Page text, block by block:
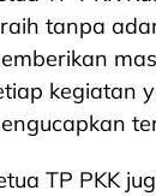
tanpa
kegiatan
TP PKK